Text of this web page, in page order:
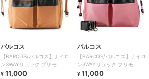
バルコス
【BARCOS/バルコス】ナイロ
ン3WAYリュック プリモ
¥ 11,000
バルコス
【BARCOS/バルコス】ナイロ
ン3WAYリュック プリモ
¥ 11,000